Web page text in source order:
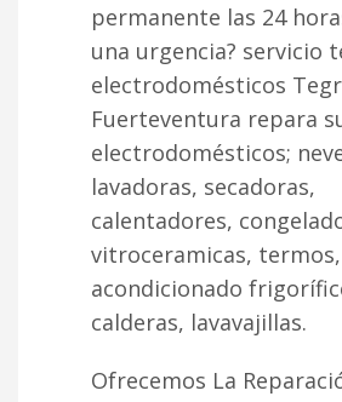
permanente las 24
una urgencia? servicio
electrodomésticos
Fuerteventura repara
electrodomésticos;
lavadoras, secadoras,
calentadores,
vitroceramicas,
acondicionado
calderas, lavavajillas.
Ofrecemos La